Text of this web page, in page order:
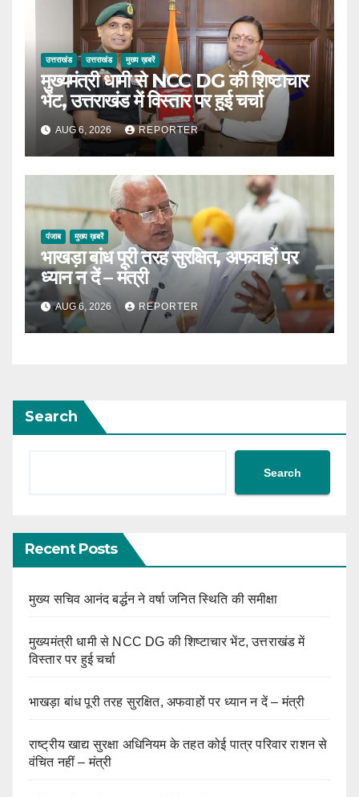
उत्तराखंड उत्तराखंड मुख्य ख़बरें
मुख्यमंत्री धामी से NCC DG की शिष्टाचार
भेंट, उत्तराखंड में विस्तार पर हुई चर्चा
AUG 6, 2026 REPORTER
पंजाब मुख्य ख़बरें
भाखड़ा बांध पूरी तरह सुरक्षित, अफवाहों पर
ध्यान न दें – मंत्री
AUG 6, 2026 REPORTER
Search
Search
Recent Posts
मुख्य सचिव आनंद बर्द्धन ने वर्षा जनित स्थिति की समीक्षा
मुख्यमंत्री धामी से NCC DG की शिष्टाचार भेंट, उत्तराखंड में
विस्तार पर हुई चर्चा
भाखड़ा बांध पूरी तरह सुरक्षित, अफवाहों पर ध्यान न दें – मंत्री
राष्ट्रीय खाद्य सुरक्षा अधिनियम के तहत कोई पात्र परिवार राशन से
वंचित नहीं – मंत्री